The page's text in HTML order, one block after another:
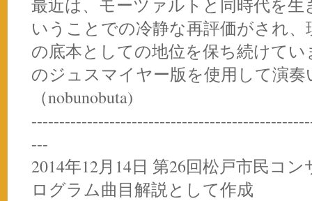
最近は、モーツァルトと同時代を
いうことでの冷静な再評価がされ
の底本としての地位を保ち続けて
のジュスマイヤー版を使用して演
（nobunobuta)
---
2014年12月14日 第26回松戸市民コ
ログラム曲目解説として作成